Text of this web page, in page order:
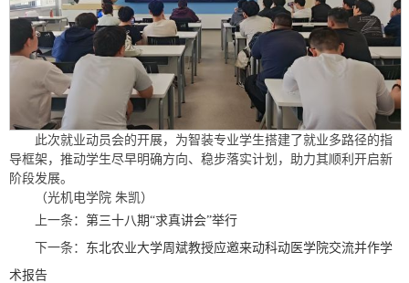
此次就业动员会的开展，为智装专业学生搭建了就业多路径的指
导框架，推动学生尽早明确方向、稳步落实计划，助力其顺利开启新
阶段发展。
（光机电学院 朱凯）
上一条： 第三十八期“求真讲会”举行
下一条： 东北农业大学周斌教授应邀来动科动医学院交流并作学
术报告